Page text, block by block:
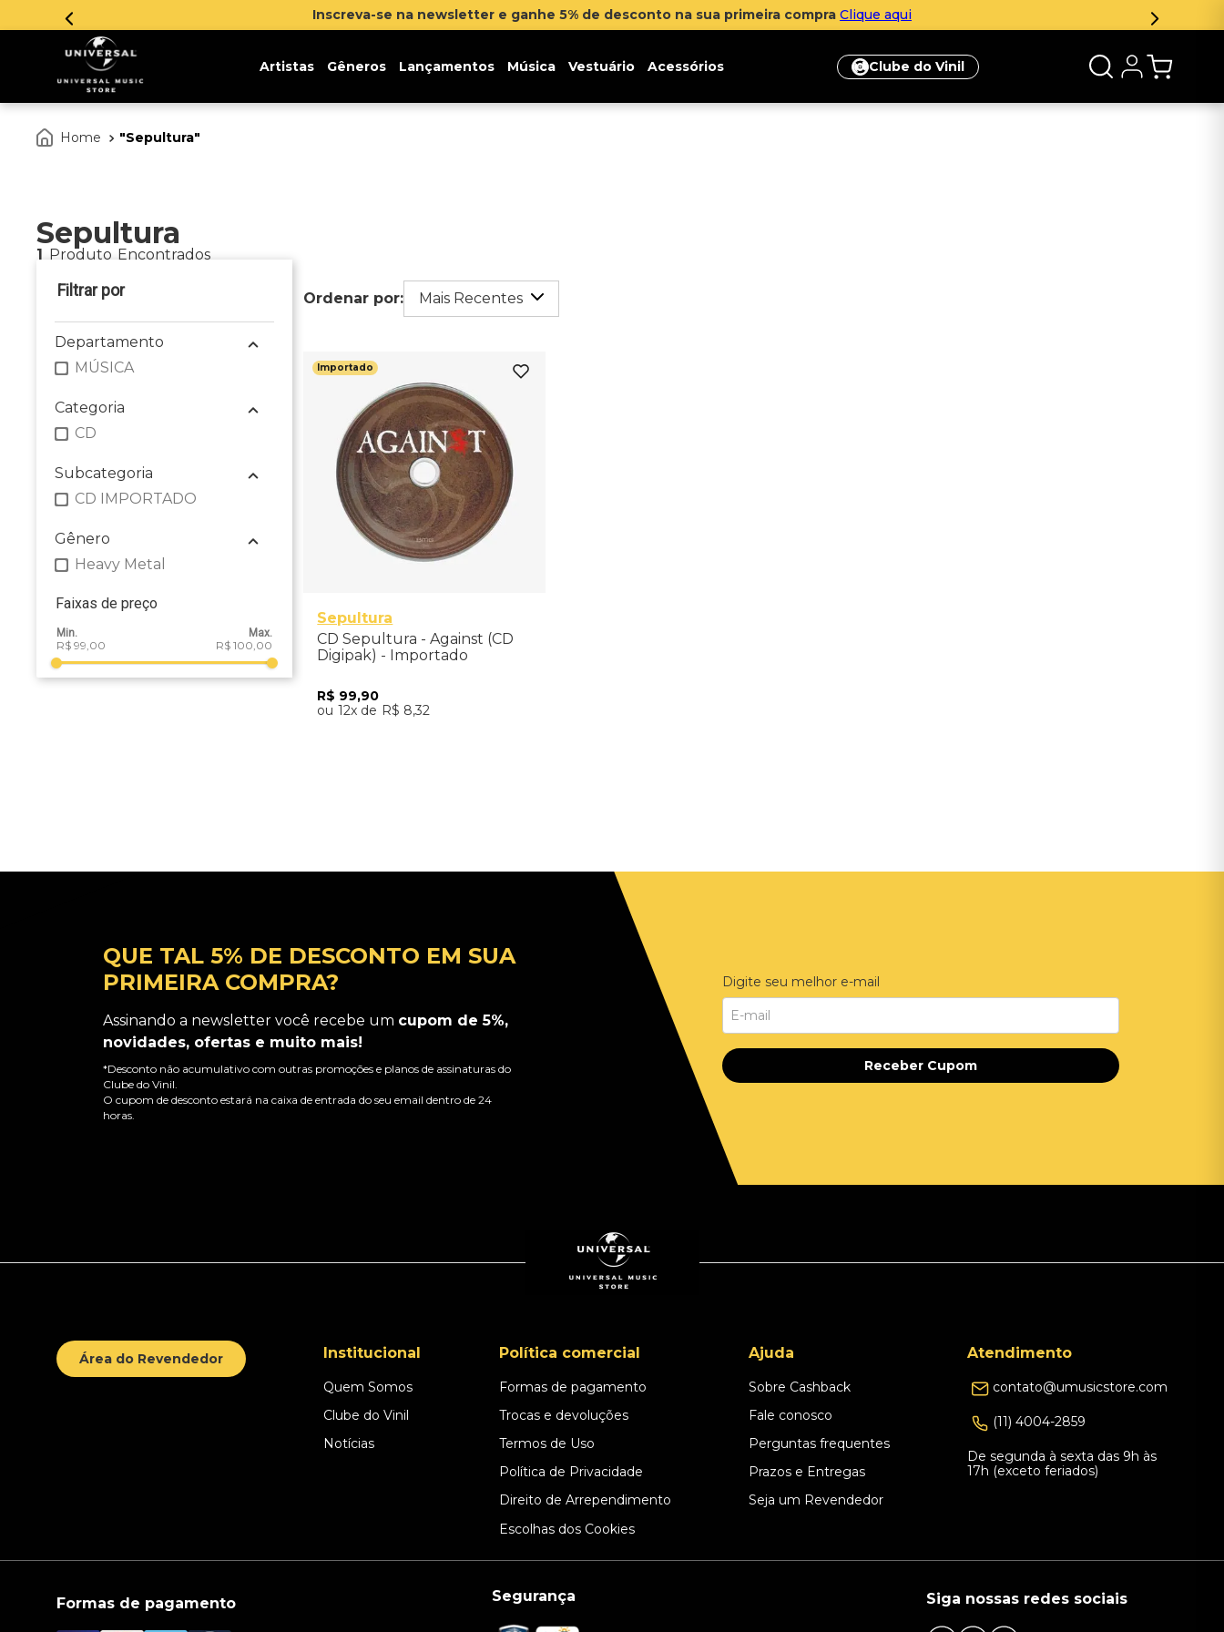
Inscreva-se na newsletter e ganhe 5% de desconto na sua primeira compra Clique aqui
Artistas Gêneros Lançamentos Música Vestuário Acessórios Clube do Vinil
Sepultura
Sepultura
1 Produto
Departamento
MÚSICA
Categoria
CD
Subcategoria
CD IMPORTADO
Gênero
Heavy Metal
Faixas de preço
R$ 99,00 R$ 100,00
Mais Recentes
Importado
Sepultura
CD Sepultura - Against (CD
Digipak) - Importado
R$ 99,90
12
R$ 8,32
QUE TAL 5% DE DESCONTO EM SUA
PRIMEIRA COMPRA?
Assinando a newsletter você recebe um cupom de 5%,
novidades, ofertas e muito mais!
*Desconto não acumulativo com outras promoções e planos de assinaturas do
Clube do Vinil.
O cupom de desconto estará na caixa de entrada do seu email dentro de 24
horas.
Digite seu melhor e-mail
Receber Cupom
Área do Revendedor Institucional
Quem Somos
Clube do Vinil
Notícias
Política comercial
Formas de pagamento
Trocas e devoluções
Termos de Uso
Política de Privacidade
Direito de Arrependimento
Escolhas dos Cookies
Ajuda
Sobre Cashback
Fale conosco
Perguntas frequentes
Prazos e Entregas
Seja um Revendedor
Atendimento
contato@umusicstore.com
(11) 4004-2859
De segunda à sexta das 9h às
17h (exceto feriados)
Formas de pagamento Segurança Siga nossas redes sociais